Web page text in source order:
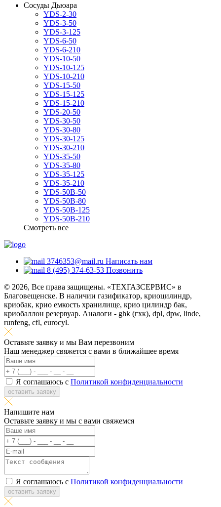
Сосуды Дьюара
YDS-2-30
YDS-3-50
YDS-3-125
YDS-6-50
YDS-6-210
YDS-10-50
YDS-10-125
YDS-10-210
YDS-15-50
YDS-15-125
YDS-15-210
YDS-20-50
YDS-30-50
YDS-30-80
YDS-30-125
YDS-30-210
YDS-35-50
YDS-35-80
YDS-35-125
YDS-35-210
YDS-50B-50
YDS-50B-80
YDS-50B-125
YDS-50B-210
Смотреть все
3746353@mail.ru Написать нам
8 (495) 374-63-53 Позвонить
© 2026, Все права защищены. «ТЕХГАЗСЕРВИС» в
Благовещенске. В наличии газификатор, криоцилиндр,
криобак, крио емкость хранилище, крио цилиндр бак,
криобаллон резервуар. Аналоги - ghk (гхк), dpl, dpw, linde,
runfeng, cfl, eurocyl.
Оставьте заявку и мы Вам перезвоним
Наш менеджер свяжется с вами в ближайшее время
Я соглашаюсь с Политикой конфиденциальности
оставить заявку
Напишите нам
Оставьте заявку и мы с вами свяжемся
Я соглашаюсь с Политикой конфиденциальности
оставить заявку